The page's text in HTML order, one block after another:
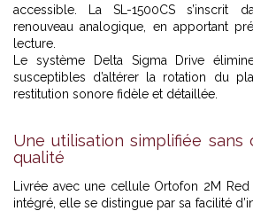
accessible. La SL-1500CS s’inscrit
renouveau analogique, en apportant
lecture.
Le système Delta Sigma Drive
susceptibles d’altérer la rotation du
restitution sonore fidèle et détaillée.
Une utilisation simplifiée sans
qualité
Livrée avec une cellule Ortofon 2M
intégré, elle se distingue par sa facilité